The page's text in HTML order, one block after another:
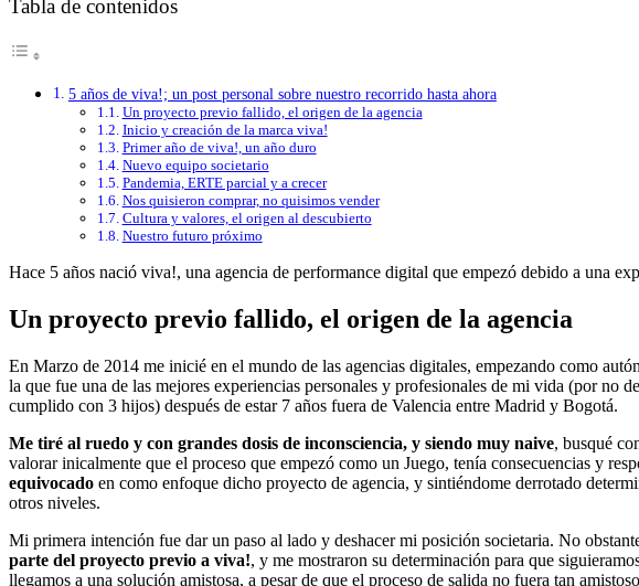
Tabla de contenidos
5 años de viva!; un post personal sobre nuestro recorrido hasta ahora
Un proyecto previo fallido, el origen de la agencia
Inicio y creación de la marca viva!
Primer año de viva!, un año duro
Nuevo equipo societario
Pandemia, ERTE parcial y a crecer
Nos quisieron comprar, no quisimos vender
Cultura y valores, el origen al descubierto
Nuestro futuro próximo
Hace 5 años nació viva!, una agencia de performance digital que empezó debido a una
Un proyecto previo fallido, el origen de la agencia
En Marzo de 2014 me inicié en el mundo de las agencias digitales, empezando como
la que fue una de las mejores experiencias personales y profesionales de mi vida (por
cumplido con 3 hijos) después de estar 7 años fuera de Valencia entre Madrid y Bogotá.
Me tiré al ruedo y con grandes dosis de inconsciencia, y siendo muy naive, busqué
valorar inicalmente que el proceso que empezó como un Juego, tenía consecuencias y
equivocado en como enfoque dicho proyecto de agencia, y sintiéndome derrotado
otros niveles.
Mi primera intención fue dar un paso al lado y deshacer mi posición societaria. No
parte del proyecto previo a viva!, y me mostraron su determinación para que
llegamos a una solución amistosa, a pesar de que el proceso de salida no fuera tan